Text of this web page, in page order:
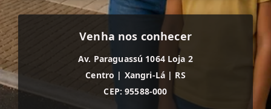
Venha nos conhecer
Av. Paraguassú 1064 Loja 2
Centro | Xangri-Lá | RS
CEP: 95588-000